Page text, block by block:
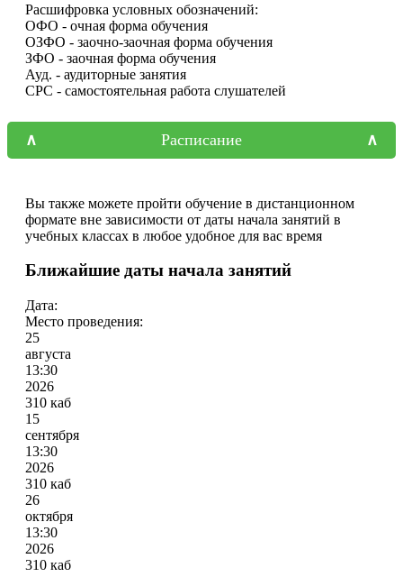
Расшифровка условных обозначений:
ОФО - очная форма обучения
ОЗФО - заочно-заочная форма обучения
ЗФО - заочная форма обучения
Ауд. - аудиторные занятия
СРС - самостоятельная работа слушателей
Расписание
Вы также можете пройти обучение в дистанционном
формате вне зависимости от даты начала занятий в
учебных классах в любое удобное для вас время
Ближайшие даты начала занятий
Дата:
Место проведения:
25
августа
13:30
2026
310 каб
15
сентября
13:30
2026
310 каб
26
октября
13:30
2026
310 каб